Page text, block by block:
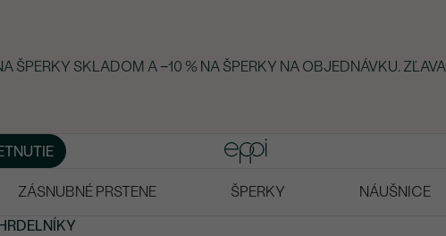
ŠPERKY SKLADOM A −10 % NA ŠPERKY NA OBJEDNÁVKU.
ZÁSNUBNÉ PRSTENE ŠPERKY NÁUŠNICE